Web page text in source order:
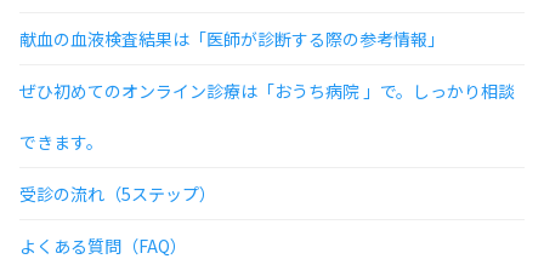
献血の血液検査結果は「医師が診断する際の参考情報」
ぜひ初めてのオンライン診療は「おうち病院 」で。しっかり相談
できます。
受診の流れ（5ステップ）
よくある質問（FAQ）